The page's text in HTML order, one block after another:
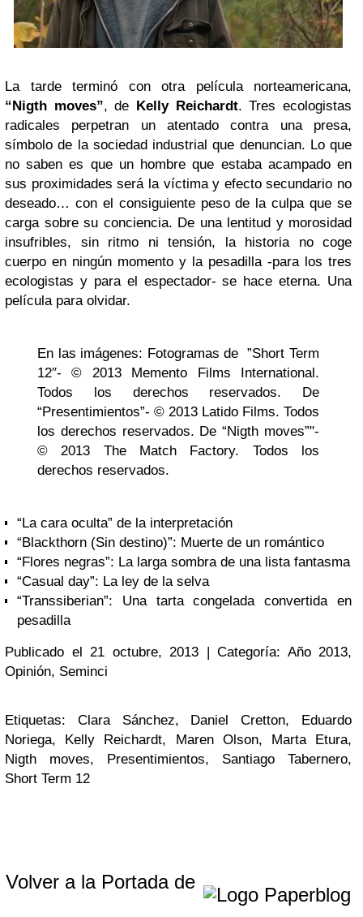
La tarde terminó con otra película norteamericana,
“Nigth moves”, de Kelly Reichardt. Tres ecologistas
radicales perpetran un atentado contra una presa,
símbolo de la sociedad industrial que denuncian. Lo que
no saben es que un hombre que estaba acampado en
sus proximidades será la víctima y efecto secundario no
deseado… con el consiguiente peso de la culpa que se
carga sobre su conciencia. De una lentitud y morosidad
insufribles, sin ritmo ni tensión, la historia no coge
cuerpo en ningún momento y la pesadilla -para los tres
ecologistas y para el espectador- se hace eterna. Una
película para olvidar.
En las imágenes: Fotogramas de ”Short Term
12″- © 2013 Memento Films International.
Todos los derechos reservados. De
“Presentimientos”- © 2013 Latido Films. Todos
los derechos reservados. De “Nigth moves”"-
© 2013 The Match Factory. Todos los
derechos reservados.
“La cara oculta” de la interpretación
“Blackthorn (Sin destino)”: Muerte de un romántico
“Flores negras”: La larga sombra de una lista fantasma
“Casual day”: La ley de la selva
“Transsiberian”: Una tarta congelada convertida en
pesadilla
Publicado el 21 octubre, 2013 | Categoría: Año 2013,
Opinión, Seminci
Etiquetas: Clara Sánchez, Daniel Cretton, Eduardo
Noriega, Kelly Reichardt, Maren Olson, Marta Etura,
Nigth moves, Presentimientos, Santiago Tabernero,
Short Term 12
Volver a la Portada de